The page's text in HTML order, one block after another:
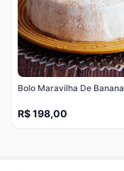
Bolo Maravilha De Banana
R$ 198,00